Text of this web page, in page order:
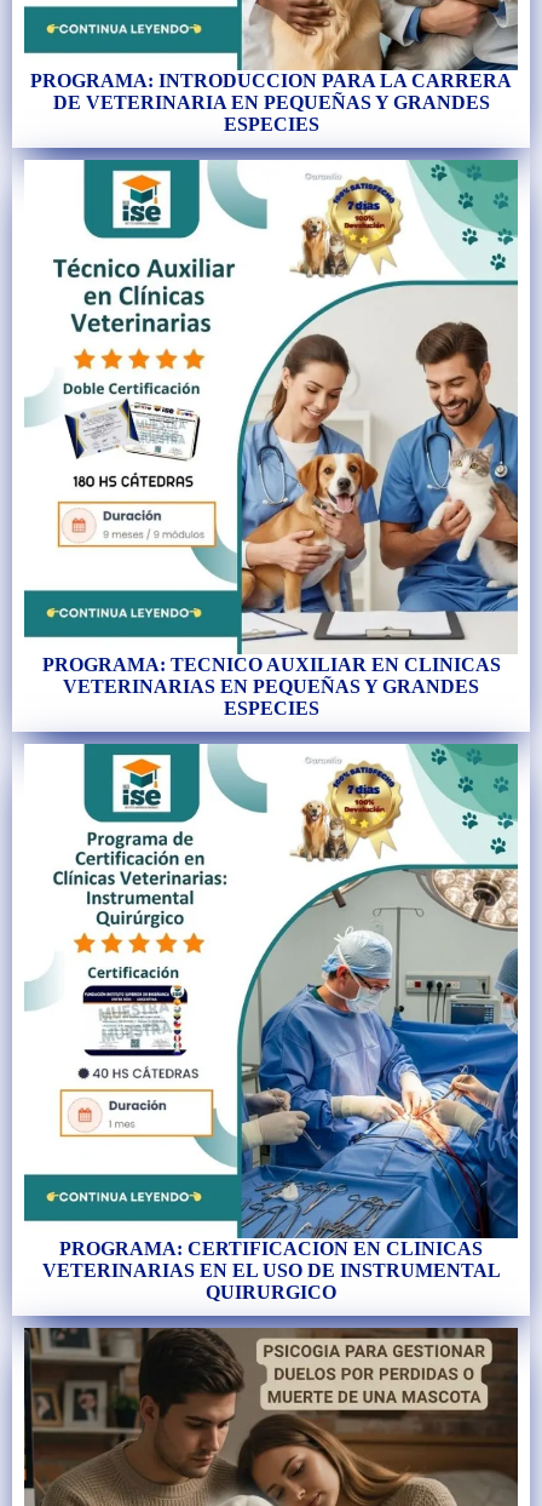
PROGRAMA: INTRODUCCION PARA LA CARRERA
DE VETERINARIA EN PEQUEÑAS Y GRANDES
ESPECIES
PROGRAMA: TECNICO AUXILIAR EN CLINICAS
VETERINARIAS EN PEQUEÑAS Y GRANDES
ESPECIES
PROGRAMA: CERTIFICACION EN CLINICAS
VETERINARIAS EN EL USO DE INSTRUMENTAL
QUIRURGICO